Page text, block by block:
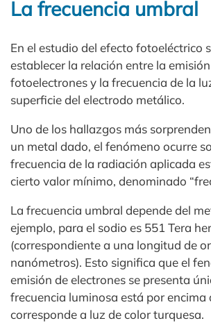
La frecuencia umbral
En el estudio del efecto fotoeléctrico
establecer la relación entre la
fotoelectrones y la frecuencia de la
superficie del electrodo metálico.
Uno de los hallazgos más
un metal dado, el fenómeno ocurre
frecuencia de la radiación aplicada
cierto valor mínimo, denominado
La frecuencia umbral depende del
ejemplo, para el sodio es 551 Tera
(correspondiente a una longitud de
nanómetros). Esto significa que el
emisión de electrones se presenta
frecuencia luminosa está por encima
corresponde a luz de color turquesa.